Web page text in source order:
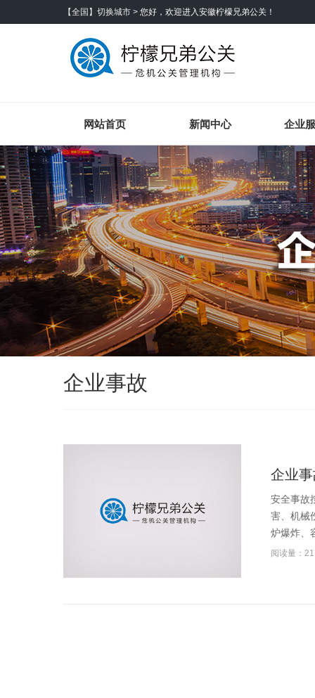
【全国】切换城市 > 您好，欢迎进入安徽柠檬兄弟公关！
网站首页 新闻中心 企业
企业事故
企业
安全事故
害、机械
炉爆炸、
阅读量：21